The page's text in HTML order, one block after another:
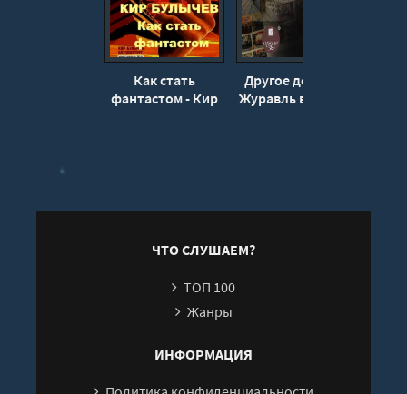
Как стать
фантастом - Кир
Другое детство.
Журавль в руках -
ЧТО СЛУШАЕМ?
ТОП 100
Жанры
ИНФОРМАЦИЯ